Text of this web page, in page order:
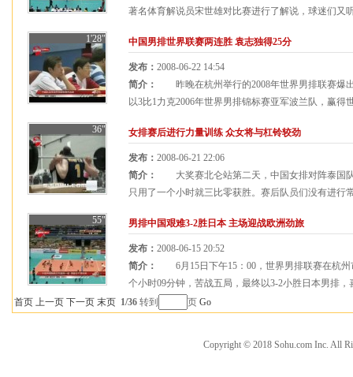
著名体育解说员宋世雄对比赛进行了解说，球迷们又
1'28" 中国男排世界联赛两连胜 袁志独得25分
发布： 2008-06-22 14:54
简介：
昨晚在杭州举行的2008年世界男排联赛爆
以3比1力克2006年世界男排锦标赛亚军波兰队，赢得
36" 女排赛后进行力量训练 众女将与杠铃较劲
发布： 2008-06-21 22:06
简介：
大奖赛北仑站第二天，中国女排对阵泰国
只用了一个小时就三比零获胜。赛后队员们没有进行
55" 男排中国艰难3-2胜日本 主场迎战欧洲劲旅
发布： 2008-06-15 20:52
简介：
6月15日下午15：00，世界男排联赛在杭州
个小时09分钟，苦战五局，最终以3-2小胜日本男排，
首页 上一页 下一页 末页 1/36 转到 页 Go
Copyright © 2018 Sohu.com Inc. All